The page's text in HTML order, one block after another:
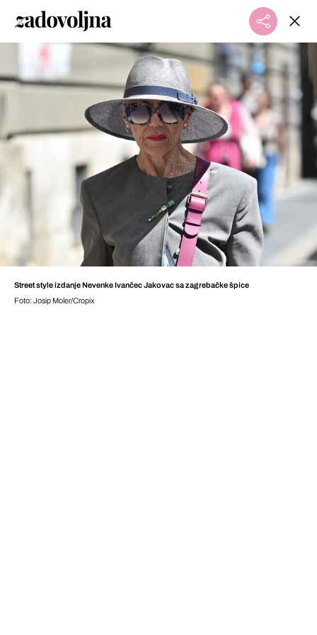
Street style izdanje Nevenke Ivančec Jakovac sa zagrebačke špice
Foto: Josip Moler/Cropix